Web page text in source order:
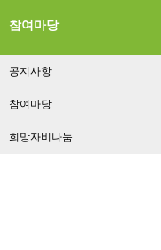
참여마당
공지사항
참여마당
희망자비나눔